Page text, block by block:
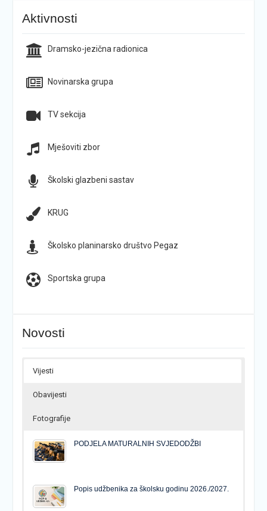
Aktivnosti
Dramsko-jezična radionica
Novinarska grupa
TV sekcija
Mješoviti zbor
Školski glazbeni sastav
KRUG
Školsko planinarsko društvo Pegaz
Sportska grupa
Novosti
Vijesti
Obavijesti
Fotografije
PODJELA MATURALNIH SVJEDODŽBI
Popis udžbenika za školsku godinu 2026./2027.